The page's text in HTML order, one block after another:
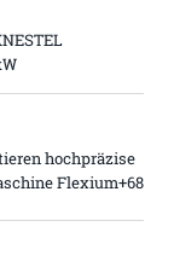
hochpräzise
Flexium+68